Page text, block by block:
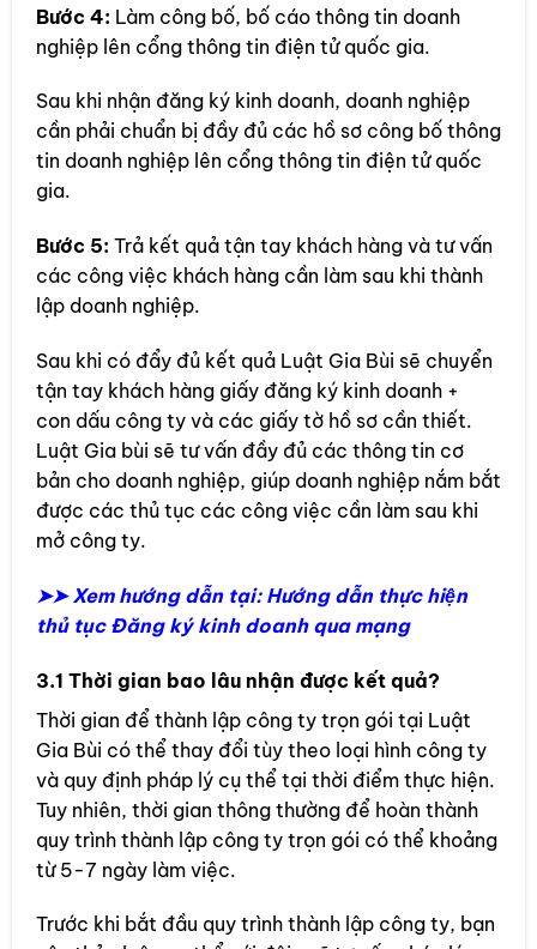
Bước 4: Làm công bố, bố cáo thông tin doanh
nghiệp lên cổng thông tin điện tử quốc gia.
Sau khi nhận đăng ký kinh doanh, doanh nghiệp
cần phải chuẩn bị đầy đủ các hồ sơ công bố thông
tin doanh nghiệp lên cổng thông tin điện tử quốc
gia.
Bước 5: Trả kết quả tận tay khách hàng và tư vấn
các công việc khách hàng cần làm sau khi thành
lập doanh nghiệp.
Sau khi có đẩy đủ kết quả Luật Gia Bùi sẽ chuyển
tận tay khách hàng giấy đăng ký kinh doanh +
con dấu công ty và các giấy tờ hồ sơ cần thiết.
Luật Gia bùi sẽ tư vấn đầy đủ các thông tin cơ
bản cho doanh nghiệp, giúp doanh nghiệp nắm bắt
được các thủ tục các công việc cần làm sau khi
mở công ty.
➤➤ Xem hướng dẫn tại: Hướng dẫn thực hiện
thủ tục Đăng ký kinh doanh qua mạng
3.1 Thời gian bao lâu nhận được kết quả?
Thời gian để thành lập công ty trọn gói tại Luật
Gia Bùi có thể thay đổi tùy theo loại hình công ty
và quy định pháp lý cụ thể tại thời điểm thực hiện.
Tuy nhiên, thời gian thông thường để hoàn thành
quy trình thành lập công ty trọn gói có thể khoảng
từ 5-7 ngày làm việc.
Trước khi bắt đầu quy trình thành lập công ty, bạn